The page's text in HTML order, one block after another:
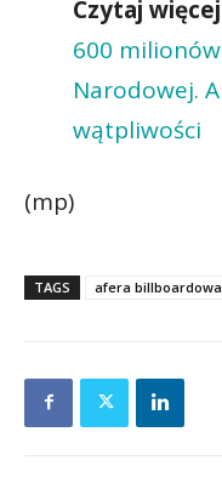
Czytaj
600
Narodowej.
wątpliwości
(mp)
TAGS afera billboardowa